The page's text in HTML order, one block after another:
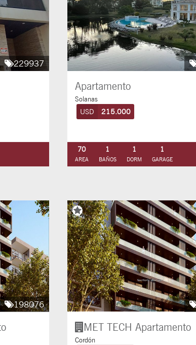
229937
Apartamento
Solanas
USD 215.000
70
AREA
1
BAÑOS
1
DORM
1
GARAGE
198076
MET TECH Apartamento
Cordón